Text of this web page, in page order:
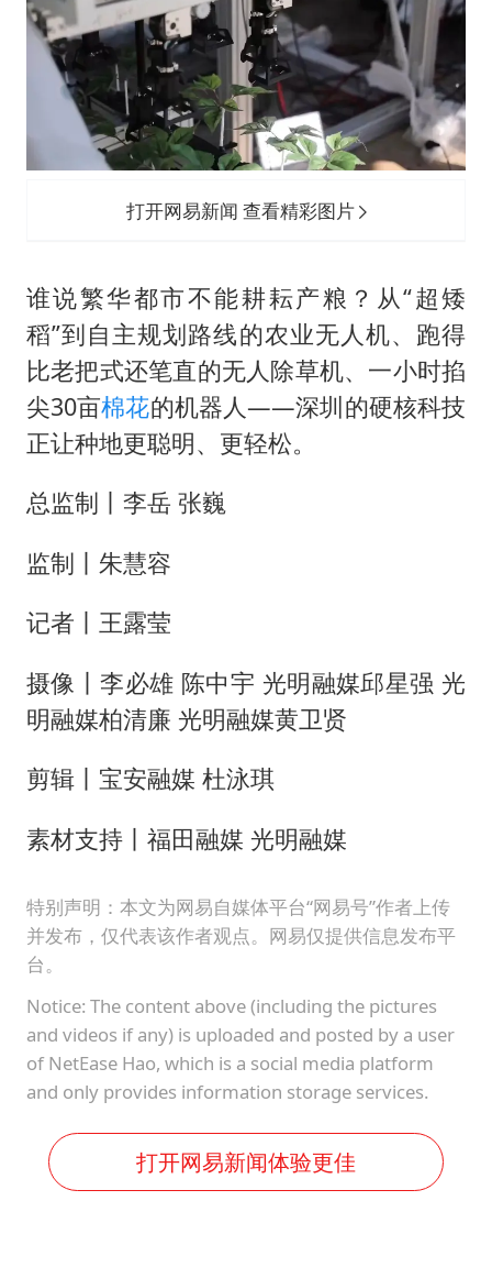
打开网易新闻 查看精彩图片
谁说繁华都市不能耕耘产粮？从“超矮
稻”到自主规划路线的农业无人机、跑得
比老把式还笔直的无人除草机、一小时掐
尖30亩棉花的机器人——深圳的硬核科技
正让种地更聪明、更轻松。
总监制丨李岳 张巍
监制丨朱慧容
记者丨王露莹
摄像丨李必雄 陈中宇 光明融媒邱星强 光
明融媒柏清廉 光明融媒黄卫贤
剪辑丨宝安融媒 杜泳琪
素材支持丨福田融媒 光明融媒
特别声明：本文为网易自媒体平台“网易号”作者上传
并发布，仅代表该作者观点。网易仅提供信息发布平
台。
Notice: The content above (including the pictures
and videos if any) is uploaded and posted by a user
of NetEase Hao, which is a social media platform
and only provides information storage services.
打开网易新闻体验更佳